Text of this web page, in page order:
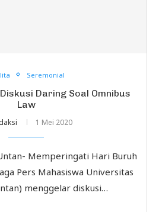
Seremonial
Daring Soal Omnibus
Law
1 Mei 2020
Memperingati Hari Buruh
Pers Mahasiswa Universitas
menggelar diskusi…